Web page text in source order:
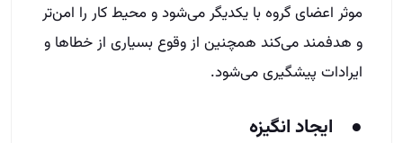
موثر اعضای گروه با یکدیگر می‌شود و محیط کار را امن‌تر
و هدفمند می‌کند همچنین از وقوع بسیاری از خطاها و
ایرادات پیشگیری می‌شود.
● ایجاد انگیزه